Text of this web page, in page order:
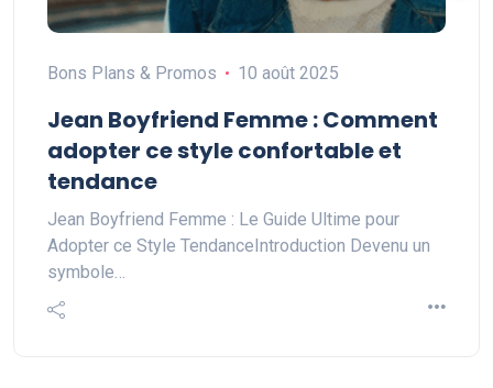
Bons Plans & Promos 10 août 2025
Jean Boyfriend Femme : Comment
adopter ce style confortable et
tendance
Jean Boyfriend Femme : Le Guide Ultime pour
Adopter ce Style TendanceIntroduction Devenu un
symbole…